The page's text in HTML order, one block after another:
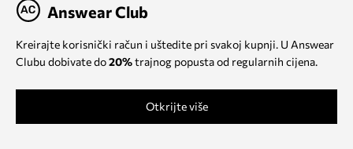
Answear Club
Kreirajte korisnički račun i uštedite pri svakoj kupnji. U Answear
Clubu dobivate do20%trajnog popusta od regularnih cijena.
Otkrijte više